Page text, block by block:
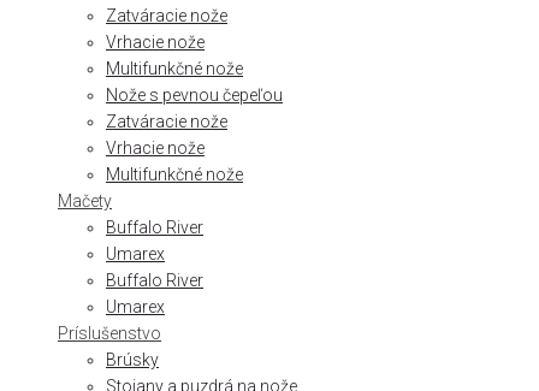
Zatváracie nože
Vrhacie nože
Multifunkčné nože
Nože s pevnou čepeľou
Zatváracie nože
Vrhacie nože
Multifunkčné nože
Mačety
Buffalo River
Umarex
Buffalo River
Umarex
Príslušenstvo
Brúsky
Stojany a puzdrá na nože